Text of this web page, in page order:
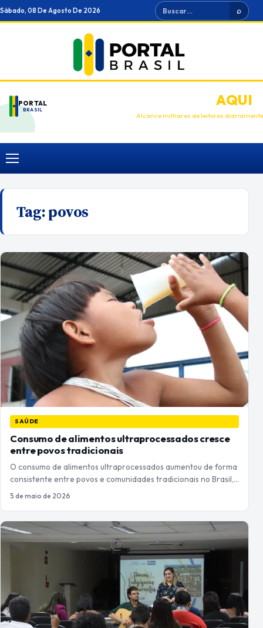
Ir
para
Sábado, 08 De Agosto De 2026 Buscar ⌕
PORTAL
BRASIL
ANUNCIEAQUI
Alcance milhares de leitores diariamente
Menu
Tag:povos
SAÚDE
Consumo de alimentos ultraprocessados cresce
entre povos tradicionais
O consumo de alimentos ultraprocessados aumentou de forma
consistente entre povos e comunidades tradicionais no Brasil,…
5 de maio de 2026